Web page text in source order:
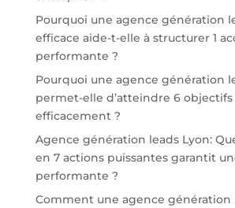
Pourquoi une agence génération
efficace aide-t-elle à structurer 1
performante ?
Pourquoi une agence génération
permet-elle d’atteindre 6
efficacement ?
Agence génération leads Lyon:
en 7 actions puissantes garantit
performante ?
Comment une agence génération